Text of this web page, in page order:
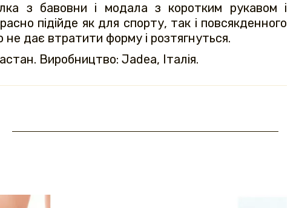
з бавовни і модала з коротким рукавом і
підійде як для спорту, так і повсякденного
дає втратити форму і розтягнуться.
Виробництво: Jadea, Італія.